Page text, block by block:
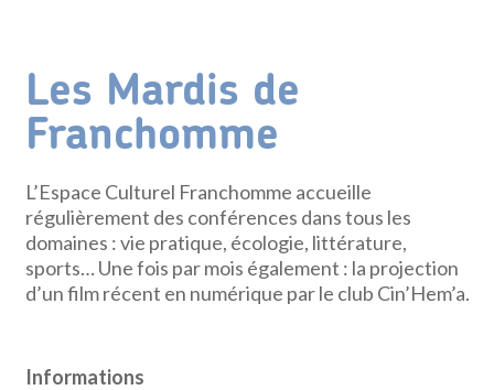
Les Mardis de
Franchomme
L’Espace Culturel Franchomme accueille
régulièrement des conférences dans tous les
domaines : vie pratique, écologie, littérature,
sports… Une fois par mois également : la projection
d’un film récent en numérique par le club Cin’Hem’a.
Informations